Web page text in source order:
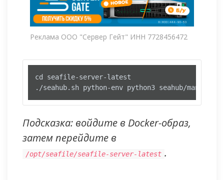
Реклама ООО "Сервер Гейт" ИНН 7728456472
cd seafile-server-latest
./seahub.sh python-env python3 seahub/
Подсказка: войдите в Docker-образ,
затем перейдите в
/opt/seafile/seafile-server-latest .